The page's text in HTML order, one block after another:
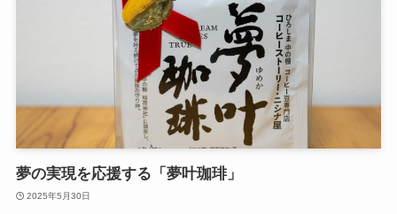
夢の実現を応援する「夢叶珈琲」
2025年5月30日